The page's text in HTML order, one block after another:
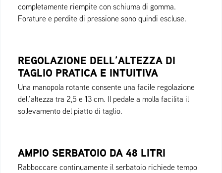
completamente riempite con schiuma di gomma.
Forature e perdite di pressione sono quindi escluse.
REGOLAZIONE DELL’ALTEZZA DI
TAGLIO PRATICA E INTUITIVA
Una manopola rotante consente una facile regolazione
dell’altezza tra 2,5 e 13 cm. Il pedale a molla facilita il
sollevamento del piatto di taglio.
AMPIO SERBATOIO DA 48 LITRI
Rabboccare continuamente il serbatoio richiede tempo